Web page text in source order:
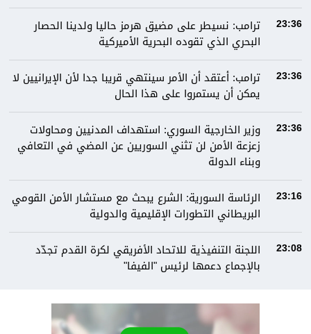
23:36
ترامب: نسيطر على مضيق هرمز حاليا ولدينا الحصار
البحري الذي تقوده البحرية الأميركية
23:36
ترامب: أعتقد أن الأمر سينتهي قريبا جدا لأن الإيرانيين لا
يمكن أن يستمروا على هذا الحال
23:36
وزير الخارجية السوري: استهداف المدنيين ومحاولات
زعزعة الأمن لن تثني السوريين عن المضي في التعافي
وبناء الدولة
23:16
الرئاسة السورية: الشرع يبحث مع مستشار الأمن القومي
البريطاني التطورات الإقليمية والدولية
23:08
اللجنة التنفيذية للاتحاد الأفريقي لكرة القدم تجدّد
بالإجماع دعمها لرئيس "الفيفا"